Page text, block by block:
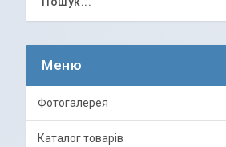
Фотогалерея
Каталог товарів